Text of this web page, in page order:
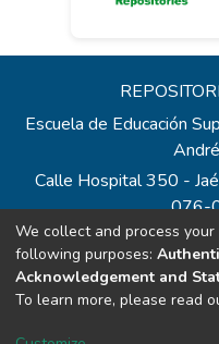
Escuela de Educación
Calle Hospital 350 -
076-
Todos los contenidos de
bajo la
Correo:
We collect and process
following purposes:
Acknowledgement and
To learn more, please read